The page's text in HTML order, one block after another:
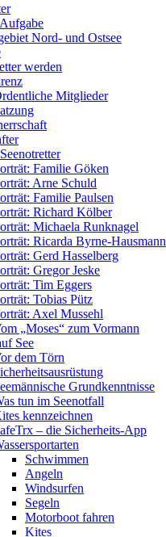
Nord- und Ostsee
werden
Mitglieder
Familie Göken
Arne Schuld
Familie Paulsen
Richard Kölber
Michaela Runknagel
Ricarda Byrne-Hausmann
Gerd Hasselberg
Gregor Jeske
Tim Eggers
Tobias Pütz
Axel Mussehl
„Moses“ zum Vormann
See
dem Törn
Grundkenntnisse
tun im Seenotfall
kennzeichnen
– die Sicherheits-App
Schwimmen
Angeln
Windsurfen
Segeln
Motorboot fahren
Kites